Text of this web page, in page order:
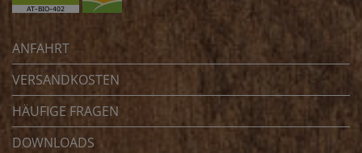
ANFAHRT
VERSANDKOSTEN
HÄUFIGE FRAGEN
DOWNLOADS